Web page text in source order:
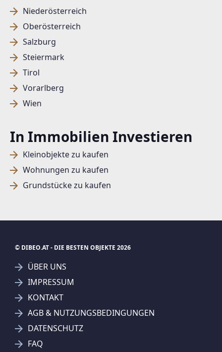
Niederösterreich
Oberösterreich
Salzburg
Steiermark
Tirol
Vorarlberg
Wien
In Immobilien Investieren
Kleinobjekte zu kaufen
Wohnungen zu kaufen
Grundstücke zu kaufen
SUCHAGENT ANLEGEN FÜR DIE
AKTUELLEN SUCHKRITERIEN
© DIBEO.AT - DIE BESTEN OBJEKTE 2026
ÜBER UNS
IMPRESSUM
KONTAKT
AGB & NUTZUNGSBEDINGUNGEN
DATENSCHUTZ
FAQ